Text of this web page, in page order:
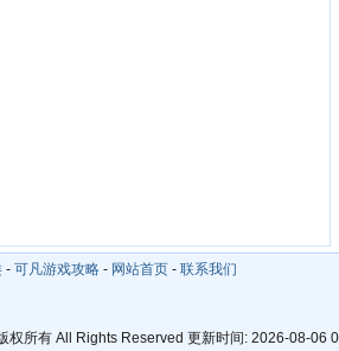
- 可凡游戏攻略- 网站首页- 联系我们
权所有 All Rights Reserved 更新时间: 2026-08-06